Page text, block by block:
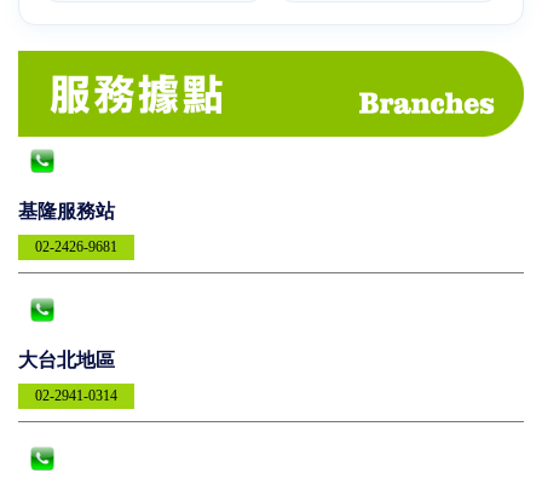
基隆服務站
02-2426-9681
大台北地區
02-2941-0314